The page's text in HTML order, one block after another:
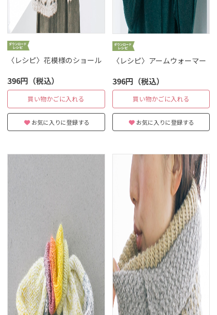
〈レシピ〉花模様のショール
396円（税込）
買い物かごに入れる
お気に入りに登録する
〈レシピ〉アームウォーマー
396円（税込）
買い物かごに入れる
お気に入りに登録する